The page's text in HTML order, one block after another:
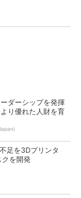
ダーシップを発揮
り優れた人財を育
足を3Dプリンタ
を開発